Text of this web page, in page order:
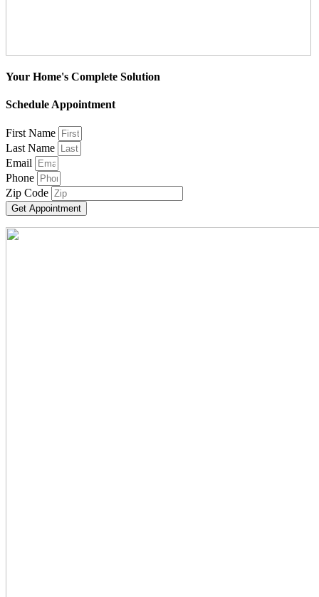
Your Home's Complete Solution
Schedule Appointment
First Name
Last Name
Email
Phone
Zip Code
Get Appointment